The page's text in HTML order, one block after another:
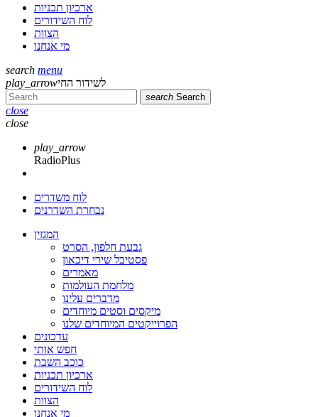
ארכיון תכניות
לוח השידורים
הצוות
מי אנחנו
search menu
play_arrowלשידור החי
search Search
close
close
play_arrow
RadioPlus
לוח משדרים
נבחרת השדרנים
המגזין
גבעת חלפון, הסרט
פסטיבל שירי דיכאון
מאמרים
מלחמת העולמות
מדברים עלינו
מיקסים וסטים מיוחדים
הפרוייקטים המיוחדים שלנו
עדכונים
חפש אותי
כוכב השבת
ארכיון תכניות
לוח השידורים
הצוות
מי אנחנו